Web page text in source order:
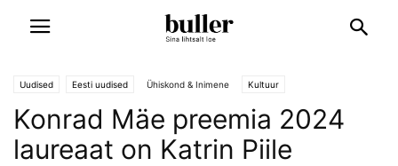
Uudised Eesti uudised Ühiskond & Inimene Kultuur
Konrad Mäe preemia 2024
laureaat on Katrin Piile